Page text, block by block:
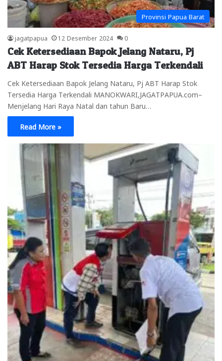
Provinsi Papua Barat
jagatpapua 12 Desember 2024 0
Cek Ketersediaan Bapok Jelang Nataru, Pj
ABT Harap Stok Tersedia Harga Terkendali
Cek Ketersediaan Bapok Jelang Nataru, Pj ABT Harap Stok
Tersedia Harga Terkendali MANOKWARI,JAGATPAPUA.com–
Menjelang Hari Raya Natal dan tahun Baru…
Read More »